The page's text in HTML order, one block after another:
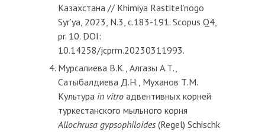
Казахстана // Khimiya Rastitel’nogo
Syr’ya, 2023, N.3, с.183-191. Scopus Q4,
pr. 10. DOI:
10.14258/jcprm.20230311993.
Мурсалиева В.К., Алгазы А.Т.,
Сатыбалдиева Д.Н., Муханов Т.М.
Культура in vitro адвентивных корней
туркестанского мыльного корня
Allochrusa gypsophiloides (Regel) Schischk